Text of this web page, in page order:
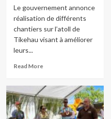
Le gouvernement annonce
réalisation de différents
chantiers sur l’atoll de
Tikehau visant à améliorer
leurs...
Read More